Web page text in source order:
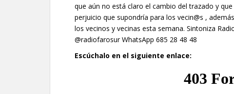
que aún no está claro el cambio del trazado y
perjuicio que supondría para los vecin@s ,
los vecinos y vecinas esta semana. Sintoniza
@radiofarosur WhatsApp 685 28 48 48
Escúchalo en el siguiente enlace: